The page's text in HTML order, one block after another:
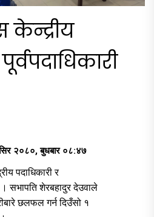
केन्द्रीय
२०८०, बुधबार ०८:४७
पदाधिकारी र
सभापति शेरबहादुर देउवाले
छलफल गर्न दिउँसो १